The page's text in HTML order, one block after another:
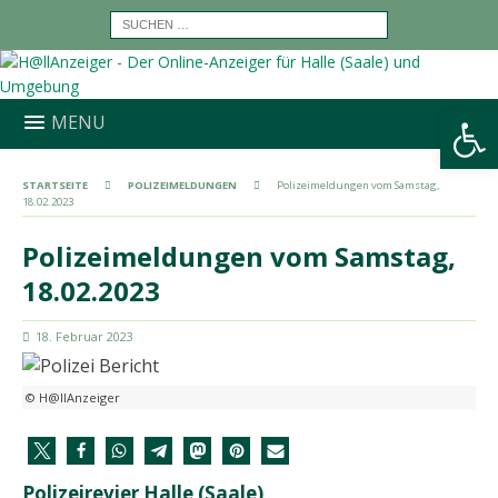
MENU
STARTSEITE POLIZEIMELDUNGEN
Polizeimeldungen vom Samstag,
18.02.2023
Polizeimeldungen vom Samstag,
18.02.2023
18. Februar 2023
© H@llAnzeiger
Werkzeugleiste öffnen